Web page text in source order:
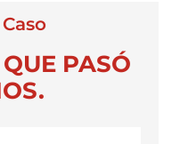
PASÓ